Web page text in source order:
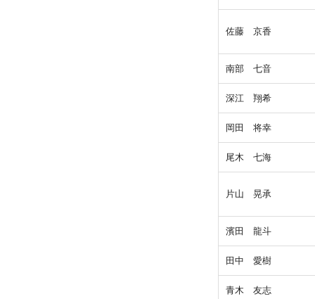
佐藤 京香
南部 七音
深江 翔希
岡田 将幸
尾木 七海
片山 晃承
濱田 龍斗
田中 愛樹
青木 友志